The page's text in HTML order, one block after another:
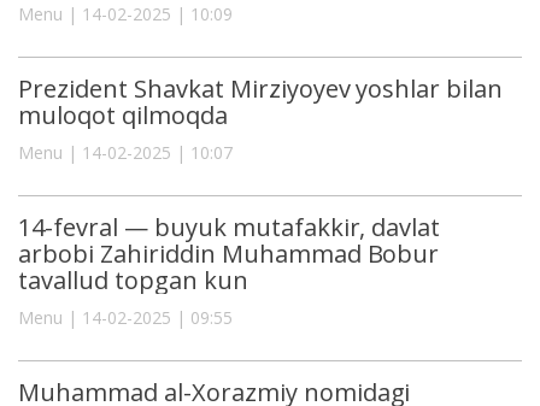
Menu | 14-02-2025 | 10:09
Prezident Shavkat Mirziyoyev yoshlar bilan
muloqot qilmoqda
Menu | 14-02-2025 | 10:07
14-fevral — buyuk mutafakkir, davlat
arbobi Zahiriddin Muhammad Bobur
tavallud topgan kun
Menu | 14-02-2025 | 09:55
Muhammad al-Xorazmiy nomidagi